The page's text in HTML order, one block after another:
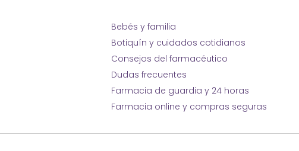
Bebés y familia
Botiquín y cuidados cotidianos
Consejos del farmacéutico
Dudas frecuentes
Farmacia de guardia y 24 horas
Farmacia online y compras seguras